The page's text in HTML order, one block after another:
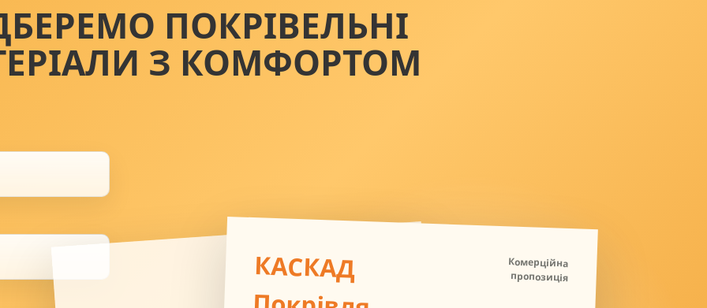
ПОКРІВЕЛЬНІ
З КОМФОРТОМ
КАСКАД Комерційна
пропозиція